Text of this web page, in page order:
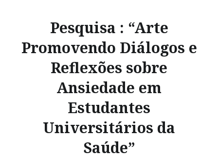
Pesquisa : “Arte
Promovendo Diálogos e
Reflexões sobre
Ansiedade em
Estudantes
Universitários da
Saúde”